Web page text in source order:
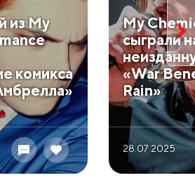
из My
комикса
My
сыграли
«War
Rain»
28.07 2025